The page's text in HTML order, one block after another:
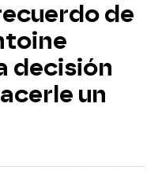
de
decisión
un